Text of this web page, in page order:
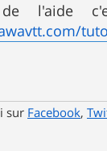
de l'aide
sur Facebook,